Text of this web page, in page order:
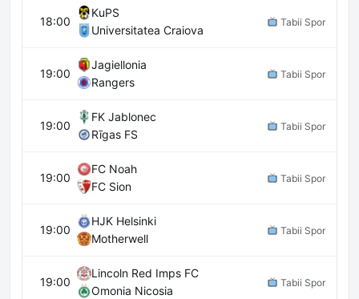
18:00
KuPS
Universitatea Craiova
Tabii Spor
19:00
Jagiellonia
Rangers
Tabii Spor
19:00
FK Jablonec
Rīgas FS
Tabii Spor
19:00
FC Noah
FC Sion
Tabii Spor
19:00
HJK Helsinki
Motherwell
Tabii Spor
19:00
Lincoln Red Imps FC
Omonia Nicosia
Tabii Spor